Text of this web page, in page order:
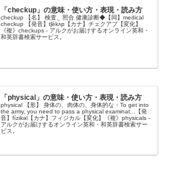
「checkup」の意味・使い方・表現・読み方
checkup 【名】 検査、照合 健康診断◆【同】medical
checkup 【発音】tʃékʌ̀p【カナ】チェクアプ【変化】
《複》checkups - アルクがお届けするオンライン英和・
和英辞書検索サービス。
「physical」の意味・使い方・表現・読み方
physical 【形】 身体の、肉体の、身体的な・To get into
the army, you need to pass a physical examinat...【発
音】fízikəl【カナ】フィジカル【変化】《複》physicals -
アルクがお届けするオンライン英和・和英辞書検索サー
ビス。